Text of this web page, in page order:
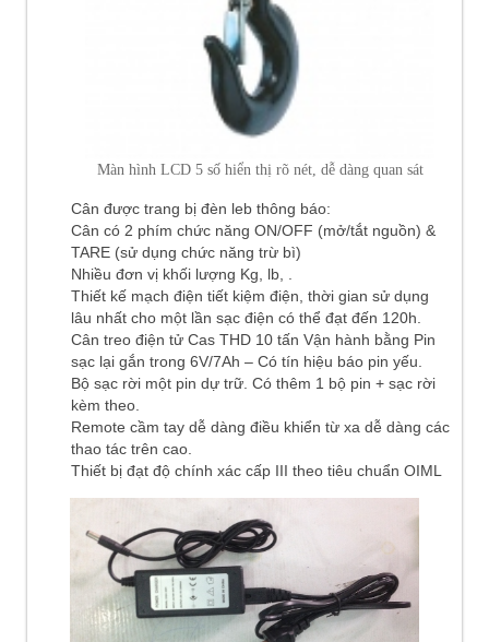
Màn hình LCD 5 số hiển thị rõ nét, dễ dàng quan sát
Cân được trang bị đèn leb thông báo:
Cân có 2 phím chức năng ON/OFF (mở/tắt nguồn) &
TARE (sử dụng chức năng trừ bì)
Nhiều đơn vị khối lượng Kg, lb, .
Thiết kế mạch điện tiết kiệm điện, thời gian sử dụng
lâu nhất cho một lần sạc điện có thể đạt đến 120h.
Cân treo điện tử Cas THD 10 tấn Vận hành bằng Pin
sạc lại gắn trong 6V/7Ah – Có tín hiệu báo pin yếu.
Bộ sạc rời một pin dự trữ. Có thêm 1 bộ pin + sạc rời
kèm theo.
Remote cầm tay dễ dàng điều khiển từ xa dễ dàng các
thao tác trên cao.
Thiết bị đạt độ chính xác cấp III theo tiêu chuẩn OIML